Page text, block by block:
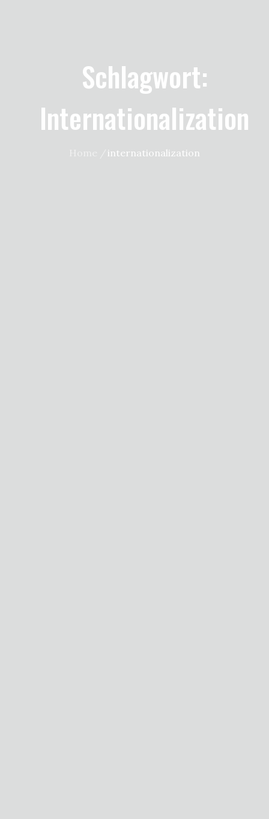
Schlagwort:
Internationalization
internationalization